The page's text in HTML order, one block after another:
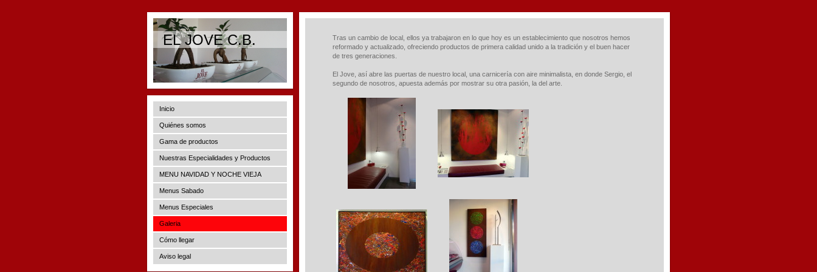
EL JOVE C.B.
Inicio
Quiénes somos
Gama de productos
Nuestras Especialidades y Productos
MENU NAVIDAD Y NOCHE VIEJA
Menus Sabado
Menus Especiales
Galeria
Cómo llegar
Aviso legal
Tras un cambio de local, ellos ya trabajaron en lo que hoy es un establecimiento que nosotros hemos
reformado y actualizado, ofreciendo productos de primera calidad unido a la tradición y el buen hacer
de tres generaciones.
El Jove, así abre las puertas de nuestro local, una carnicería con aire minimalista, en donde Sergio, el
segundo de nosotros, apuesta además por mostrar su otra pasión, la del arte.